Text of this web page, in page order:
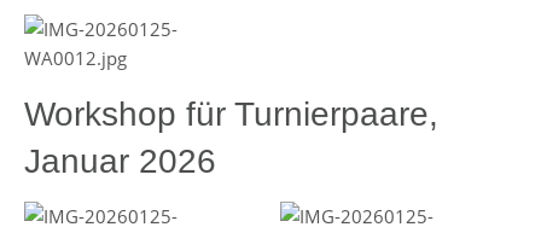
Workshop für Turnierpaare,
Januar 2026